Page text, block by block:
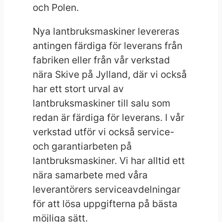
och Polen.
Nya lantbruksmaskiner levereras
antingen färdiga för leverans från
fabriken eller från vår verkstad
nära Skive på Jylland, där vi också
har ett stort urval av
lantbruksmaskiner till salu som
redan är färdiga för leverans. I vår
verkstad utför vi också service-
och garantiarbeten på
lantbruksmaskiner. Vi har alltid ett
nära samarbete med våra
leverantörers serviceavdelningar
för att lösa uppgifterna på bästa
möjliga sätt.